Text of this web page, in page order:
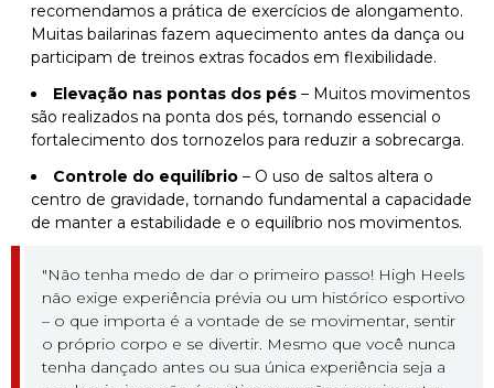
recomendamos a prática de exercícios de alongamento.
Muitas bailarinas fazem aquecimento antes da dança ou
participam de treinos extras focados em flexibilidade.
Elevação nas pontas dos pés – Muitos movimentos
são realizados na ponta dos pés, tornando essencial o
fortalecimento dos tornozelos para reduzir a sobrecarga.
Controle do equilíbrio – O uso de saltos altera o
centro de gravidade, tornando fundamental a capacidade
de manter a estabilidade e o equilíbrio nos movimentos.
"Não tenha medo de dar o primeiro passo! High Heels
não exige experiência prévia ou um histórico esportivo
– o que importa é a vontade de se movimentar, sentir
o próprio corpo e se divertir. Mesmo que você nunca
tenha dançado antes ou sua única experiência seja a